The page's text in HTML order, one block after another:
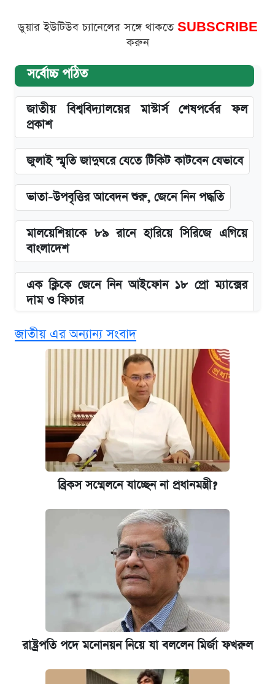
ডুয়ার ইউটিউব চ্যানেলের সঙ্গে থাকতে SUBSCRIBE
করুন
সর্বোচ্চ পঠিত
জাতীয় বিশ্ববিদ্যালয়ের মাস্টার্স শেষপর্বের ফল
প্রকাশ
জুলাই স্মৃতি জাদুঘরে যেতে টিকিট কাটবেন যেভাবে
ভাতা-উপবৃত্তির আবেদন শুরু, জেনে নিন পদ্ধতি
মালয়েশিয়াকে ৮৯ রানে হারিয়ে সিরিজে এগিয়ে
বাংলাদেশ
এক ক্লিকে জেনে নিন আইফোন ১৮ প্রো ম্যাক্সের
দাম ও ফিচার
নবম জাতীয় পে-স্কেল নিয়ে সর্বশেষ যা জানা গেল
পাঁচ দপ্তরে নতুন সচিব নিয়োগ দিল সরকার
আজকের বাজারে স্বর্ণ-রুপার দাম (৫ আগস্ট)
কবে হবে মেডিকেল ভর্তি পরীক্ষা, জানা গেল যা
আজকের বাজারে স্বর্ণের দাম (৪ আগস্ট)
রাষ্ট্রবিরোধী কর্মকাণ্ড: ঢাবির কয়েকজন শিক্ষকের
আজকের বাজারে স্বর্ণের দাম (৬ আগস্ট)
কেমব্রিজ বিশ্ববিদ্যালয়ের এমবিএ স্কলারশিপে
আবেদন শুরু
প্রতিষ্ঠান প্রধানদের ভাইভা শুরুর নির্দেশ শিক্ষামন্ত্রীর
জাতীয় এর অন্যান্য সংবাদ
ব্রিকস সম্মেলনে যাচ্ছেন না প্রধানমন্ত্রী?
রাষ্ট্রপতি পদে মনোনয়ন নিয়ে যা বললেন মির্জা ফখরুল